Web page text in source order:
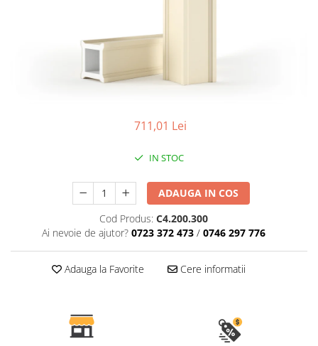
Capiteluri coloane
Capiteluri semicoloane
Piedestaluri semicoloane
Trunchiuri semicoloane
Mulaje de interior
Rozete de interior
Cadru de arc
711,01 Lei
IN STOC
ADAUGA IN COS
Cod Produs: C4.200.300
Ai nevoie de ajutor? 0723 372 473 / 0746 297 776
Adauga la Favorite Cere informatii